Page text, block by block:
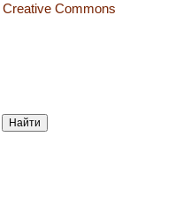
Creative Commons